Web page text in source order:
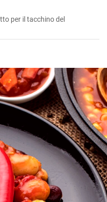
per il tacchino del